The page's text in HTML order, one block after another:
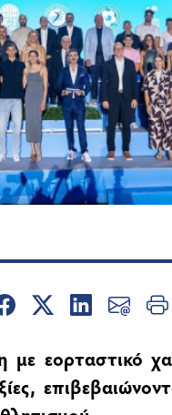
με εορταστικό